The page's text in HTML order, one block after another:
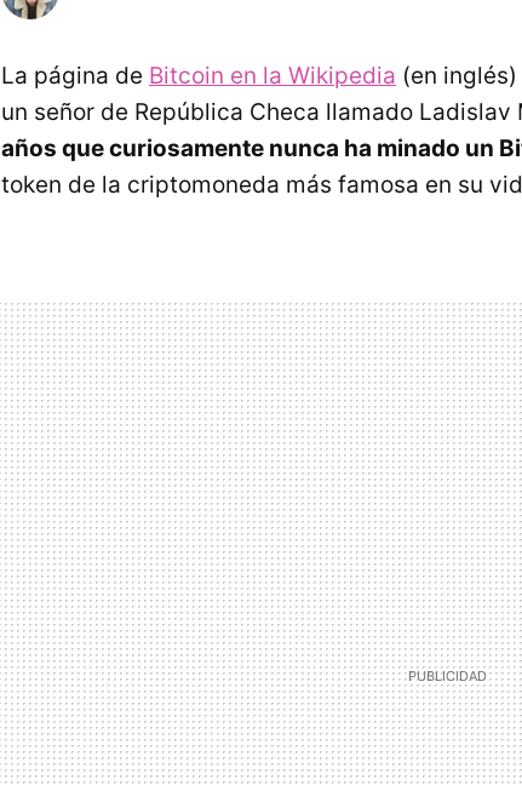
La página de Bitcoin en la Wikipedia (en
un señor de República Checa llamado Ladislav
años que curiosamente nunca ha minado un
token de la criptomoneda más famosa en su